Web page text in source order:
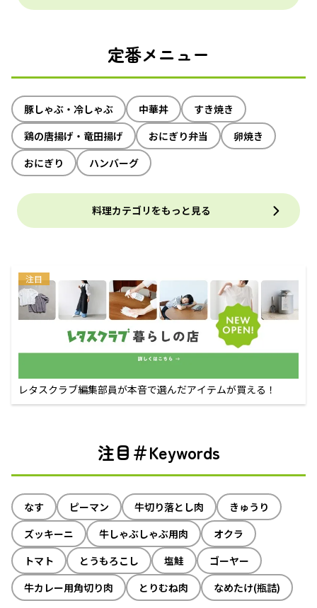
定番メニュー
豚しゃぶ・冷しゃぶ 中華丼
すき焼き
鶏の唐揚げ・竜田揚げ
おにぎり弁当
卵焼き
おにぎり
ハンバーグ
料理カテゴリをもっと見る
注目
レタスクラブ編集部員が本音で選んだアイテムが買える！
注目＃Keywords
なす ピーマン 牛切り落とし肉
きゅうり
ズッキーニ
牛しゃぶしゃぶ用肉
オクラ
トマト
とうもろこし 塩鮭
ゴーヤー
牛カレー用角切り肉
とりむね肉 なめたけ(瓶詰)